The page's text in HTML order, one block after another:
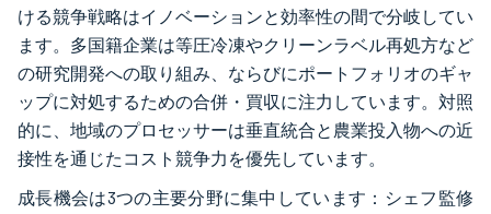
ける競争戦略はイノベーションと効率性の間で分岐してい
ます。多国籍企業は等圧冷凍やクリーンラベル再処方など
の研究開発への取り組み、ならびにポートフォリオのギャ
ップに対処するための合併・買収に注力しています。対照
的に、地域のプロセッサーは垂直統合と農業投入物への近
接性を通じたコスト競争力を優先しています。
成長機会は3つの主要分野に集中しています：シェフ監修